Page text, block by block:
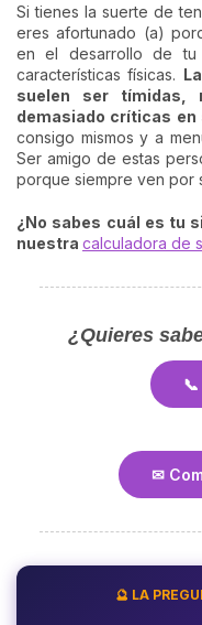
Si tienes la suerte de
eres afortunado (a)
en el desarrollo de tu
características físicas.
suelen ser tímidas,
demasiado críticas en
consigo mismos y a
Ser amigo de estas
porque siempre ven por
¿No sabes cuál es tu
nuestra calculadora de
¿Quieres
✉
🔮 LA